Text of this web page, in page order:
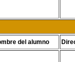
del alumno